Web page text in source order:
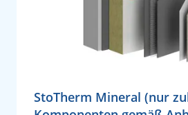
StoTherm Mineral (nur